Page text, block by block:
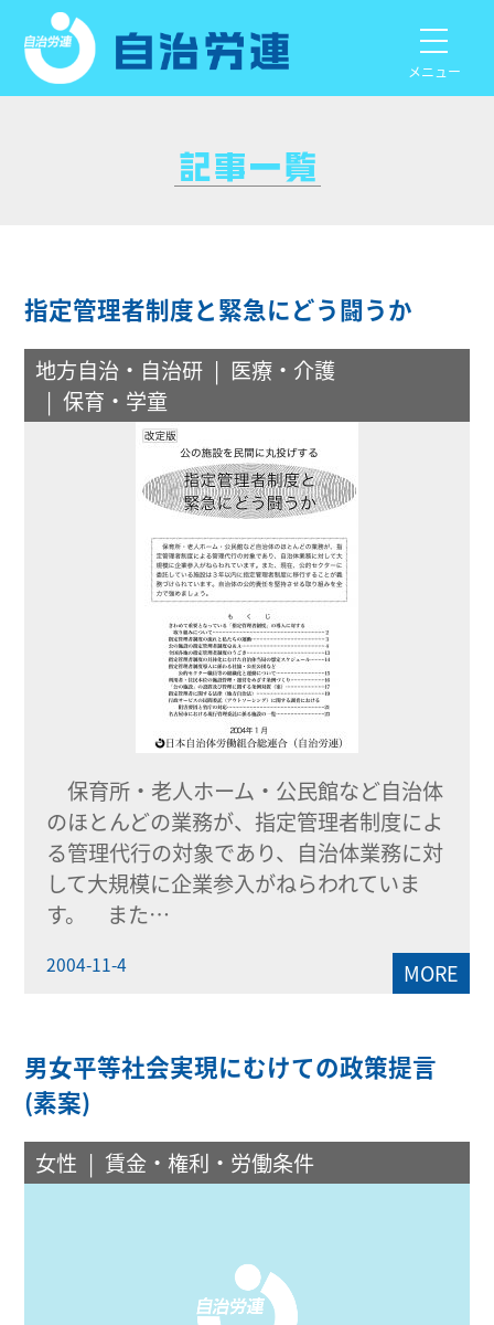
メニュー
指定管理者制度と緊急にどう闘うか
地方自治・自治研
医療・介護
保育・学童
保育所・老人ホーム・公民館など自治体
のほとんどの業務が、指定管理者制度によ
る管理代行の対象であり、自治体業務に対
して大規模に企業参入がねらわれていま
す。 また…
2004-11-4 MORE
男女平等社会実現にむけての政策提言
(素案)
女性 賃金・権利・労働条件